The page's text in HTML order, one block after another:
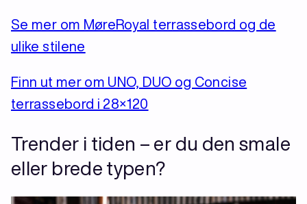
Se mer om MøreRoyal terrassebord og de
ulike stilene
Finn ut mer om UNO, DUO og Concise
terrassebord i 28×120
Trender i tiden – er du den smale
eller brede typen?